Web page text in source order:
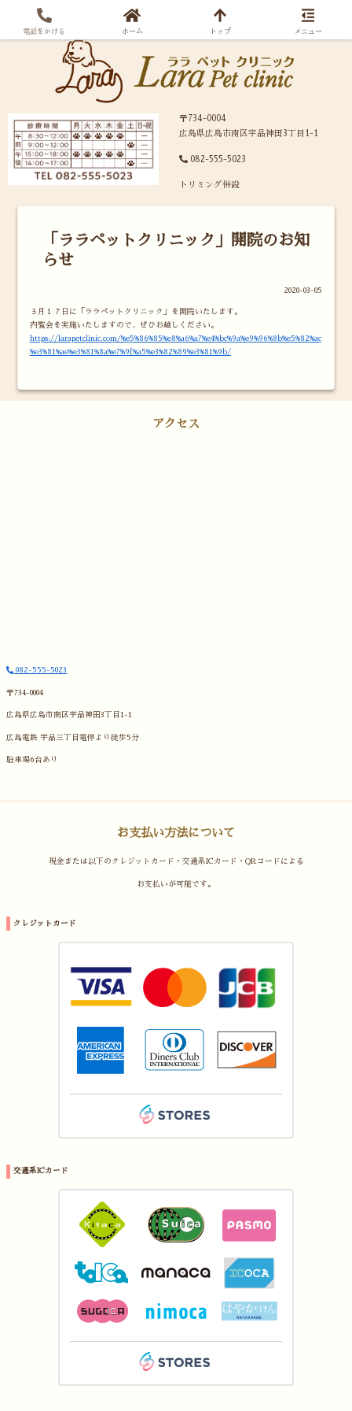
〒734-0004
広島県広島市南区宇品神田3丁目1-1
082-555-5023
トリミング併設
「ララペットクリニック」開院のお知
らせ
2020-03-05
３月１７日に「ララペットクリニック」を開院いたします。
内覧会を実施いたしますので、ぜひお越しください。
https://larapetclinic.com/%e5%86%85%e8%a6%a7%e4%bc%9a%e9%96%8b%e5%82%ac
%e3%81%ae%e3%81%8a%e7%9f%a5%e3%82%89%e3%81%9b/
アクセス
082-555-5023
〒734-0004
広島県広島市南区宇品神田3丁目1-1
広島電鉄 宇品三丁目電停より徒歩5分
駐車場6台あり
お支払い方法について
現金または以下のクレジットカード・交通系ICカード・QRコードによる
お支払いが可能です。
クレジットカード
交通系ICカード
電話をかける ホーム トップ メニュー